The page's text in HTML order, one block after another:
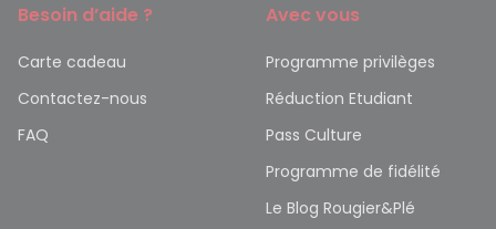
Besoin d’aide ?
Carte cadeau
Contactez-nous
FAQ
Avec vous
Programme privilèges
Réduction Etudiant
Pass Culture
Programme de fidélité
Le Blog Rougier&Plé